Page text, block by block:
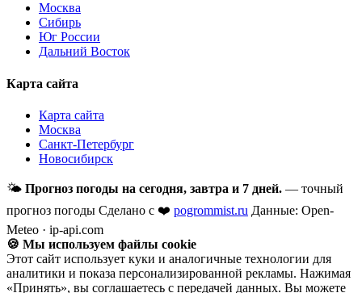
Москва
Сибирь
Юг России
Дальний Восток
Карта сайта
Карта сайта
Москва
Санкт-Петербург
Новосибирск
🌤 Прогноз погоды на сегодня, завтра и 7 дней. — точный
прогноз погоды Сделано с ❤️ pogrommist.ru Данные: Open-
Meteo · ip-api.com
🍪 Мы используем файлы cookie
Этот сайт использует куки и аналогичные технологии для
аналитики и показа персонализированной рекламы. Нажимая
«Принять», вы соглашаетесь с передачей данных. Вы можете